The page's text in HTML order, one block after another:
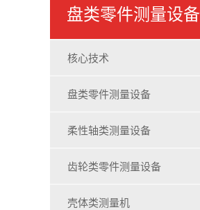
盘类零件测量设备
核心技术
盘类零件测量设备
柔性轴类测量设备
齿轮类零件测量设备
壳体类测量机